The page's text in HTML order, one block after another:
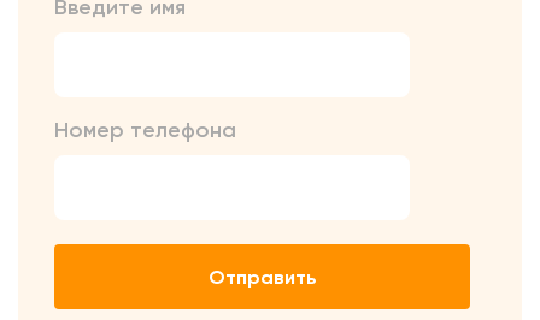
Введите имя
Номер телефона
Отправить